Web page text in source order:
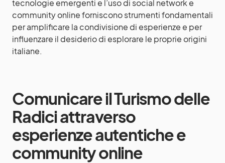
tecnologie emergenti e l’uso di social network e
community online forniscono strumenti fondamentali
per amplificare la condivisione di esperienze e per
influenzare il desiderio di esplorare le proprie origini
italiane.
Comunicare il Turismo delle
Radici attraverso
esperienze autentiche e
community online